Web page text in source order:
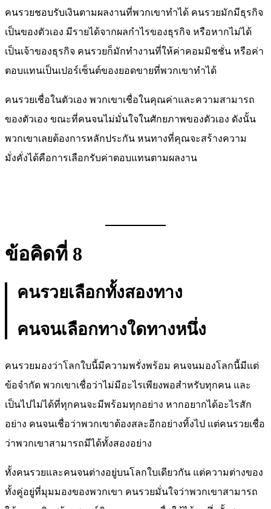
คนรวยชอบรับเงินตามผลงานที่พวกเขาทำได้ คนรวยมักมีธุรกิจ
เป็นของตัวเอง มีรายได้จากผลกำไรของธุรกิจ หรือหากไม่ได้
เป็นเจ้าของธุรกิจ คนรวยก็มักทำงานที่ให้ค่าคอมมิชชั่น หรือค่า
ตอบแทนเป็นเปอร์เซ็นต์ของยอดขายที่พวกเขาทำได้
คนรวยเชื่อในตัวเอง พวกเขาเชื่อในคุณค่าและความสามารถ
ของตัวเอง ขณะที่คนจนไม่มั่นใจในศักยภาพของตัวเอง ดังนั้น
พวกเขาเลยต้องการหลักประกัน หนทางที่คุณจะสร้างความ
มั่งคั่งได้คือการเลือกรับค่าตอบแทนตามผลงาน
ข้อคิดที่ 8
คนรวยเลือกทั้งสองทาง
คนจนเลือกทางใดทางหนึ่ง
คนรวยมองว่าโลกใบนี้มีความพรั่งพร้อม คนจนมองโลกนี้มีแต่
ข้อจำกัด พวกเขาเชื่อว่าไม่มีอะไรเพียงพอสำหรับทุกคน และ
เป็นไปไม่ได้ที่ทุกคนจะมีพร้อมทุกอย่าง หากอยากได้อะไรสัก
อย่าง คนจนเชื่อว่าพวกเขาต้องสละอีกอย่างทิ้งไป แต่คนรวยเชื่อ
ว่าพวกเขาสามารถมีได้ทั้งสองอย่าง
ทั้งคนรวยและคนจนต่างอยู่บนโลกใบเดียวกัน แต่ความต่างของ
ทั้งคู่อยู่ที่มุมมองของพวกเขา คนรวยมั่นใจว่าพวกเขาสามารถ